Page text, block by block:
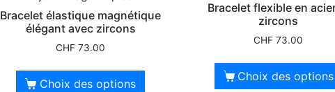
Bracelet élastique magnétique
élégant avec zircons
CHF 73.00
Choix des options
Bracelet flexible en
zircons
CHF 73.00
Choix des options